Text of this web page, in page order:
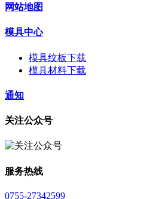
网站地图
模具中心
模具纹板下载
模具材料下载
通知
关注公众号
服务热线
0755-27342599